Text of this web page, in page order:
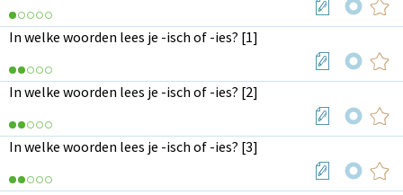
In welke woorden lees je -isch of -ies? [1]
In welke woorden lees je -isch of -ies? [2]
In welke woorden lees je -isch of -ies? [3]